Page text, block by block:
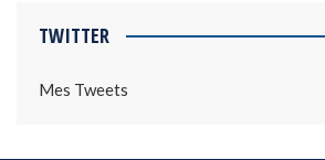
TWITTER
Mes Tweets